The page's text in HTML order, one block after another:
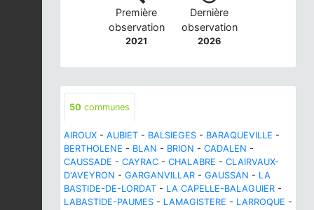
Première
observation
2021
Dernière
observation
2026
50 communes
AIROUX - AUBIET - BALSIEGES - BARAQUEVILLE -
BERTHOLENE - BLAN - BRION - CADALEN -
CAUSSADE - CAYRAC - CHALABRE - CLAIRVAUX-
D'AVEYRON - GARGANVILLAR - GAUSSAN - LA
BASTIDE-DE-LORDAT - LA CAPELLE-BALAGUIER -
LABASTIDE-PAUMES - LAMAGISTERE - LARROQUE -